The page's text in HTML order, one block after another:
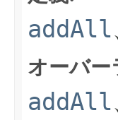
addAll
オーバー
addAll